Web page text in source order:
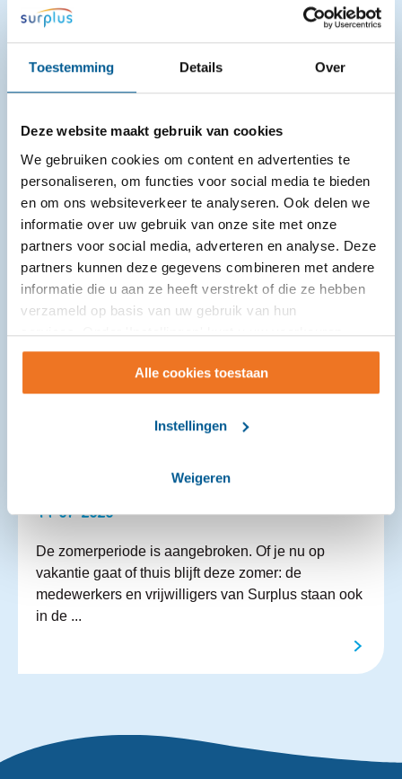
Toestemming Details Over
Deze website maakt gebruik van cookies
We gebruiken cookies om content en advertenties te
personaliseren, om functies voor social media te bieden
en om ons websiteverkeer te analyseren. Ook delen we
informatie over uw gebruik van onze site met onze
partners voor social media, adverteren en analyse. Deze
partners kunnen deze gegevens combineren met andere
informatie die u aan ze heeft verstrekt of die ze hebben
verzameld op basis van uw gebruik van hun
services. Onder 'Instellingen' kunt u uw voorkeuren
wijzigen.
Alle cookies toestaan
Instellingen
Weigeren
ondersteuning dichtbij ...
Oosterhout terecht bij Surplus
14-07-2026
De zomerperiode is aangebroken. Of je nu op
vakantie gaat of thuis blijft deze zomer: de
medewerkers en vrijwilligers van Surplus staan ook
in de ...